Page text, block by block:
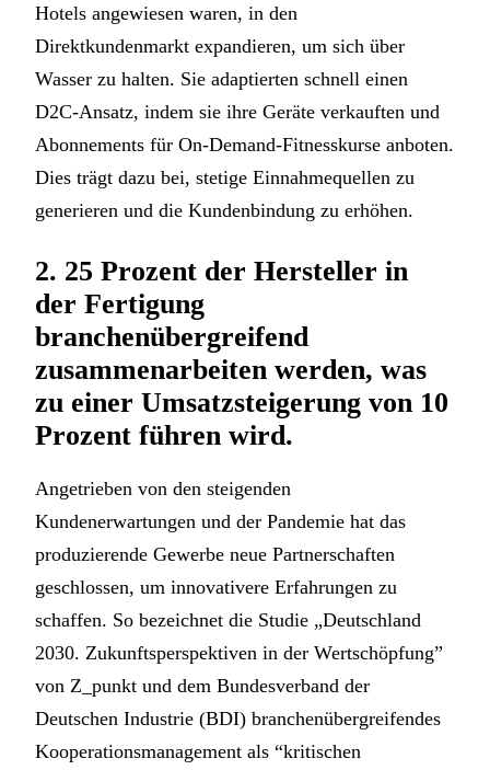
Hotels angewiesen waren, in den
Direktkundenmarkt expandieren, um sich über
Wasser zu halten. Sie adaptierten schnell einen
D2C-Ansatz, indem sie ihre Geräte verkauften und
Abonnements für On-Demand-Fitnesskurse anboten.
Dies trägt dazu bei, stetige Einnahmequellen zu
generieren und die Kundenbindung zu erhöhen.
2. 25 Prozent der Hersteller in
der Fertigung
branchenübergreifend
zusammenarbeiten werden, was
zu einer Umsatzsteigerung von 10
Prozent führen wird.
Angetrieben von den steigenden
Kundenerwartungen und der Pandemie hat das
produzierende Gewerbe neue Partnerschaften
geschlossen, um innovativere Erfahrungen zu
schaffen. So bezeichnet die Studie „Deutschland
2030. Zukunftsperspektiven in der Wertschöpfung”
von Z_punkt und dem Bundesverband der
Deutschen Industrie (BDI) branchenübergreifendes
Kooperationsmanagement als “kritischen